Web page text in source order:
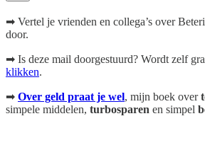
➡ Vertel je vrienden en collega’s over
door.
➡ Is deze mail doorgestuurd? Wordt zelf
klikken.
➡ Over geld praat je wel, mijn boek over
simpele middelen, turbosparen en simpel